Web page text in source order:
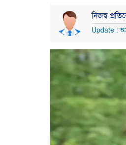
নিজস্ব
Update :